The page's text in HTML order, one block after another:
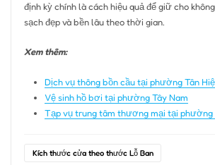
định kỳ chính là cách hiệu quả để giữ cho
sạch đẹp và bền lâu theo thời gian.
Xem thêm:
Dịch vụ thông bồn cầu tại phường Tân
Vệ sinh hồ bơi tại phường Tây Nam
Tạp vụ trung tâm thương mại tại phường
Kích thước cửa theo thước Lỗ Ban